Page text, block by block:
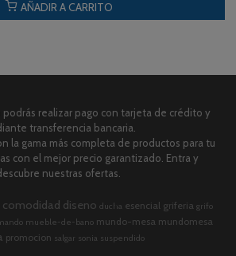
AÑADIR A CARRITO
podrás realizar pago con tarjeta de crédito y
transferencia bancaria.
la gama más completa de productos para tu
con el mejor precio garantizado. Entra y
nuestras ofertas.
comodidad diseno ducha esencial griferia grifo
mueble-de-bano mundo-mesa mundomesa
promocion salgar sonia suspendido